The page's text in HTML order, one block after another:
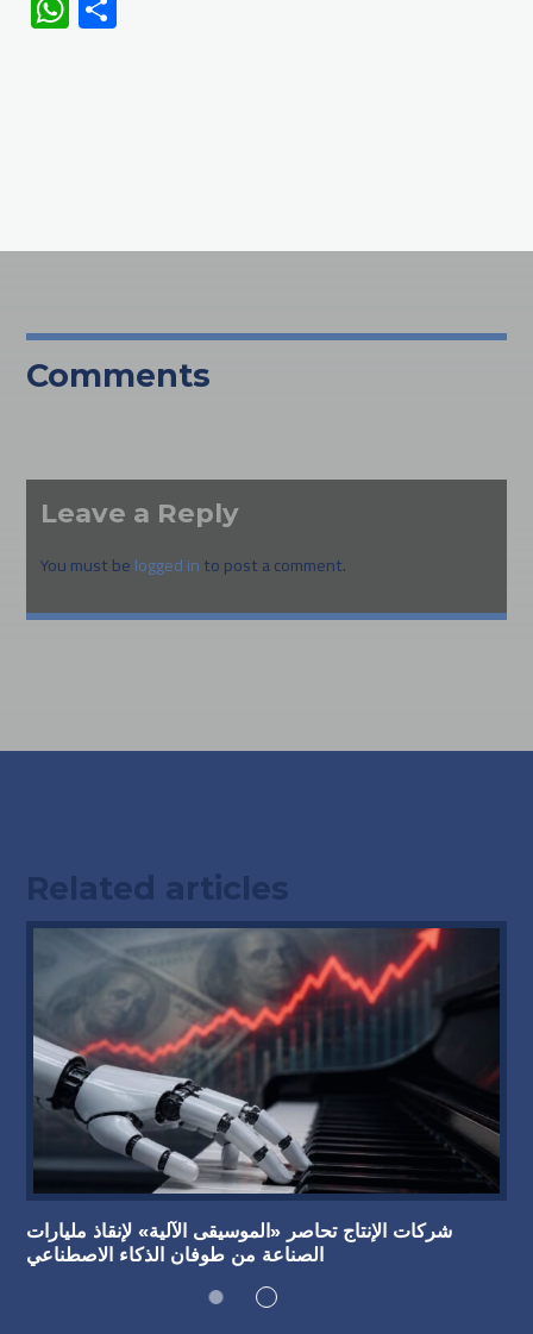
Comments
Leave a Reply
You must belogged into post a comment.
Related articles
شركات الإنتاج تحاصر «الموسيقى الآلية» لإنقاذ مليارات
الصناعة من طوفان الذكاء الاصطناعي